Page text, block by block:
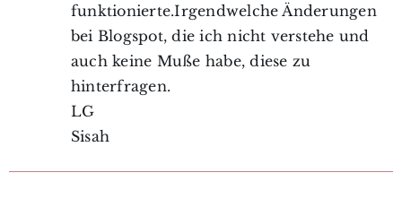
funktionierte.Irgendwelche Änderungen
bei Blogspot, die ich nicht verstehe und
auch keine Muße habe, diese zu
hinterfragen.
LG
Sisah